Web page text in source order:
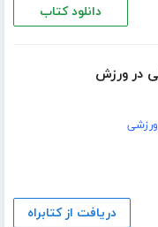
دانلود کتاب
در ورزش
دریافت از کتابراه